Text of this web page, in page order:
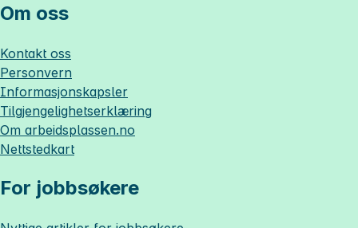
Om oss
Kontakt oss
Personvern
Informasjonskapsler
Tilgjengelighetserklæring
Om arbeidsplassen.no
Nettstedkart
For jobbsøkere